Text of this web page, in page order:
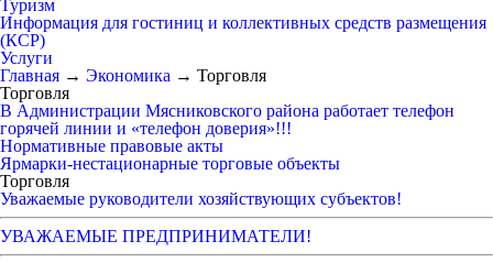
Туризм
Информация для гостиниц и коллективных средств размещения
(КСР)
Услуги
Главная → Экономика → Торговля
Торговля
В Администрации Мясниковского района работает телефон
горячей линии и «телефон доверия»!!!
Нормативные правовые акты
Ярмарки-нестационарные торговые объекты
Торговля
Уважаемые руководители хозяйствующих субъектов!
УВАЖАЕМЫЕ ПРЕДПРИНИМАТЕЛИ!